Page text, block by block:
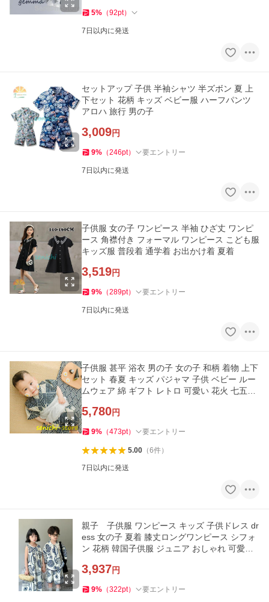
5% （92pt）
7日以内に発送
セットアップ 子供 半袖シャツ 半ズボン 夏 上
下セット 花柄 キッズ ベビー服 ハーフパンツ
アロハ 旅行 男の子
3,009円
9% （246pt） 要エントリー
7日以内に発送
子供服 女の子 ワンピース 半袖 ひざ丈 ワンピ
ース 角襟付き フォーマル ワンピース こども服
キッズ服 普段着 通学着 お出かけ着 夏着
3,519円
9% （289pt） 要エントリー
7日以内に発送
子供服 甚平 浴衣 男の子 女の子 和柄 着物 上下
セット 春夏 キッズ パジャマ 子供 ベビー ルー
ムウェア 綿 ギフト レトロ 可愛い 花火 七五三
5,780円
9% （473pt） 要エントリー
5.00（6件）
7日以内に発送
親子 子供服 ワンピース キッズ 子供ドレス dr
ess 女の子 夏着 膝丈ロングワンピース シフォ
ン 花柄 韓国子供服 ジュニア おしゃれ 可愛い
3,937円
9% （322pt） 要エントリー